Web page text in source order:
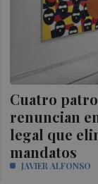
Cuatro
renuncian
legal que
mandatos
JAVIER ALFONSO